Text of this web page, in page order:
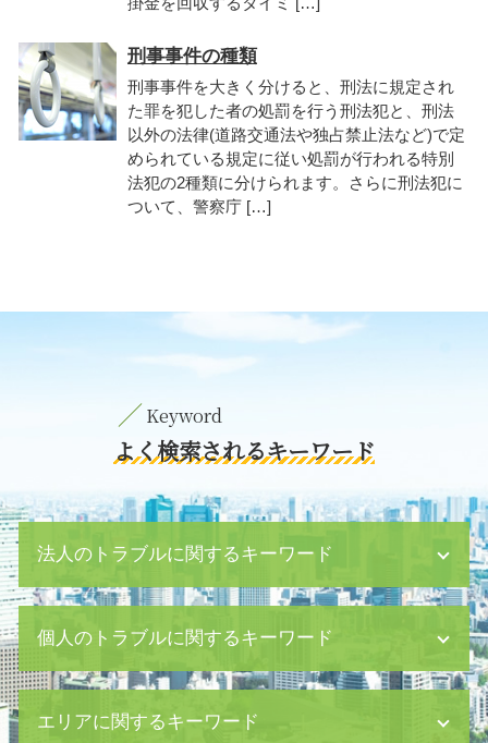
刑事事件の種類
刑事事件を大きく分けると、刑法に規定され
た罪を犯した者の処罰を行う刑法犯と、刑法
以外の法律(道路交通法や独占禁止法など)で定
められている規定に従い処罰が行われる特別
法犯の2種類に分けられます。さらに刑法犯に
ついて、警察庁 […]
よく検索されるキーワード
法人のトラブルに関するキーワード
消滅時効 債権
議決権 行使
支払 督促
個人のトラブルに関するキーワード
財産分与 対象
エリアに関するキーワード